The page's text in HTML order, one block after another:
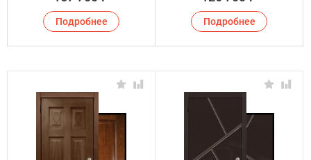
Подробнее Подробнее